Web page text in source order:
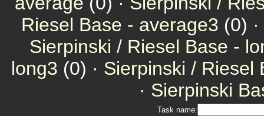
Riesel Base - average3 (0) ·
Sierpinski / Riesel Base -
long3 (0) · Sierpinski / Riesel
· Sierpinski
Task name: